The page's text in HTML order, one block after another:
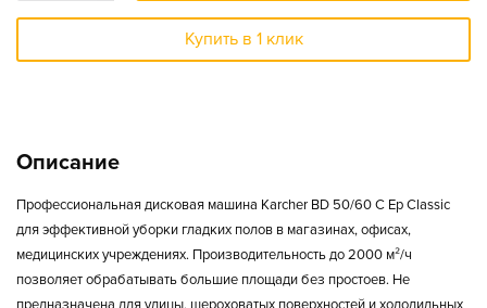
Купить в 1 клик
Описание
Профессиональная дисковая машина Karcher BD 50/60 C Ep Classic
для эффективной уборки гладких полов в магазинах, офисах,
медицинских учреждениях. Производительность до 2000 м²/ч
позволяет обрабатывать большие площади без простоев. Не